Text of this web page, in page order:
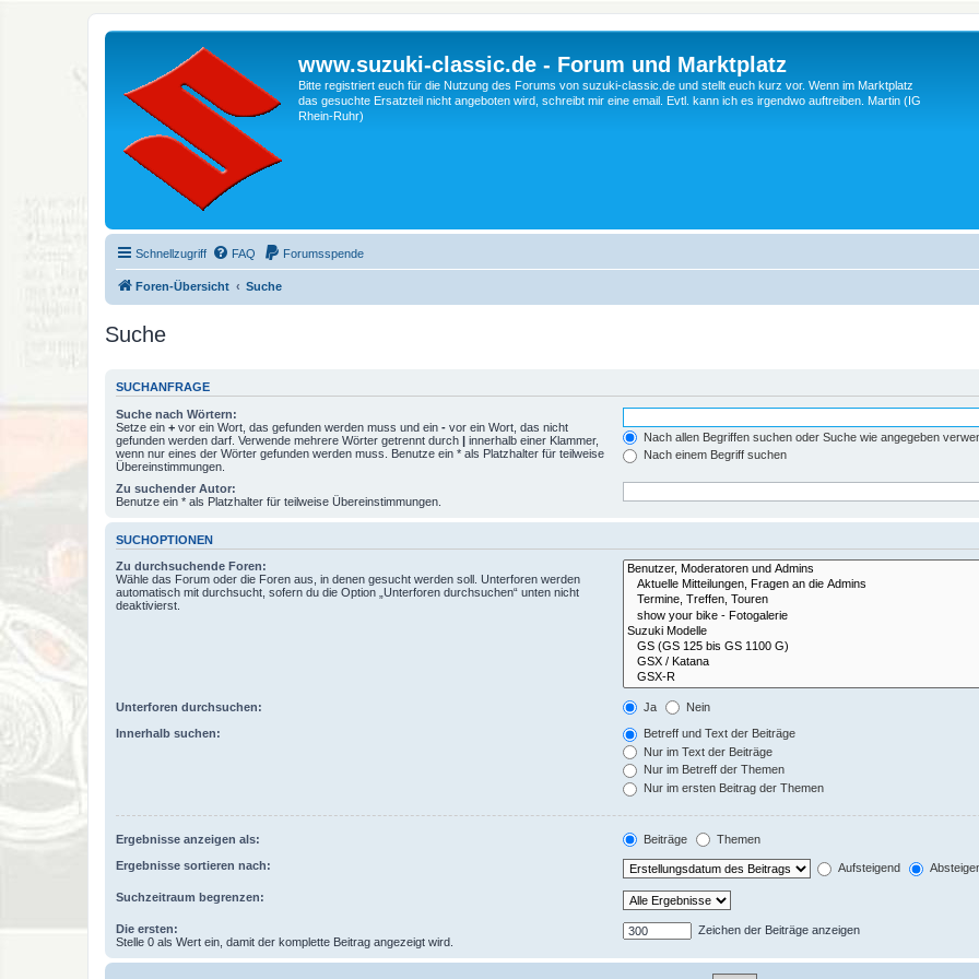
www.suzuki-classic.de - Forum und Marktplatz
Bitte registriert euch für die Nutzung des Forums von suzuki-classic.de und stellt euch kurz vor. Wenn im Marktplatz
das gesuchte Ersatzteil nicht angeboten wird, schreibt mir eine email. Evtl. kann ich es irgendwo auftreiben. Martin (IG
Rhein-Ruhr)
Schnellzugriff FAQ Forumsspende
Foren-Übersicht Suche
Suche
SUCHANFRAGE
Suche nach Wörtern:
Setze ein + vor ein Wort, das gefunden werden muss und ein - vor ein Wort, das nicht
gefunden werden darf. Verwende mehrere Wörter getrennt durch | innerhalb einer Klammer,
wenn nur eines der Wörter gefunden werden muss. Benutze ein * als Platzhalter für teilweise
Übereinstimmungen.
Nach allen Begriffen suchen oder Suche wie angegeben
Nach einem Begriff suchen
Zu suchender Autor:
Benutze ein * als Platzhalter für teilweise Übereinstimmungen.
SUCHOPTIONEN
Zu durchsuchende Foren:
Wähle das Forum oder die Foren aus, in denen gesucht werden soll. Unterforen werden
automatisch mit durchsucht, sofern du die Option „Unterforen durchsuchen“ unten nicht
deaktivierst.
Unterforen durchsuchen: Ja Nein
Innerhalb suchen:
Betreff und Text der Beiträge
Nur im Text der Beiträge
Nur im Betreff der Themen
Nur im ersten Beitrag der Themen
Ergebnisse anzeigen als: Beiträge Themen
Ergebnisse sortieren nach: Aufsteigend
Suchzeitraum begrenzen:
Die ersten:
Stelle 0 als Wert ein, damit der komplette Beitrag angezeigt wird.
Zeichen der Beiträge anzeigen